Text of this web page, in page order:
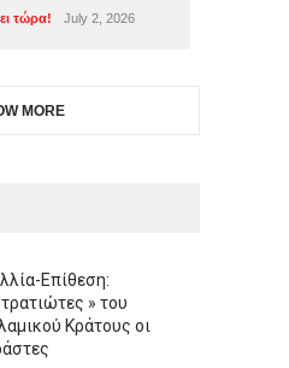
τώρα! July 2, 2026
MORE
Επίθεση:
» του
Κράτους οι